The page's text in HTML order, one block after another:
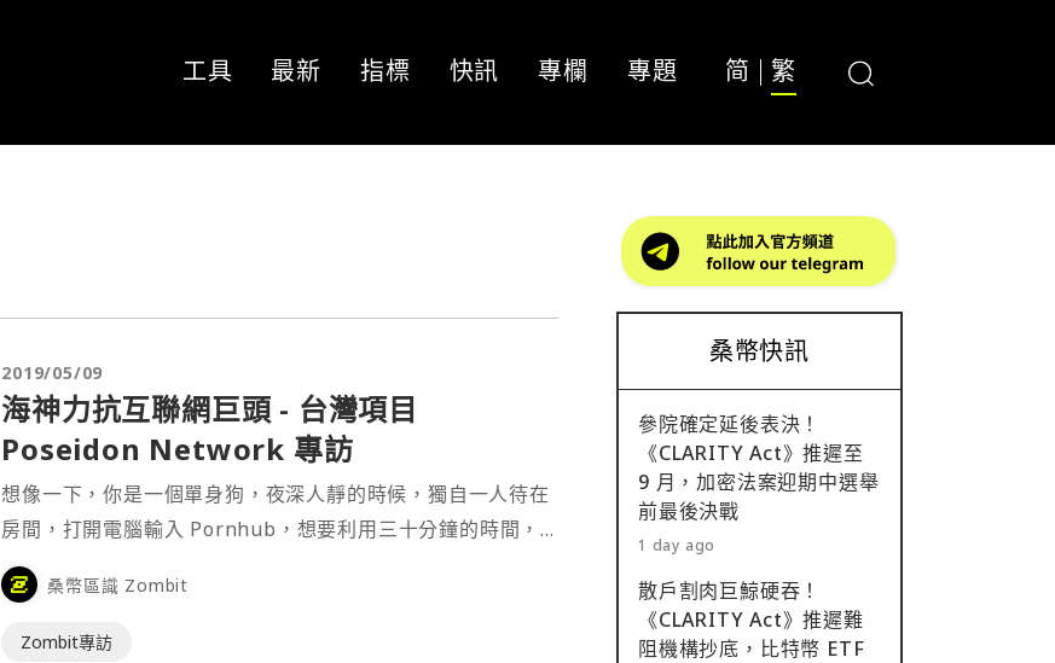
工具 最新 指標 快訊 專欄 專題 简 繁
2019/05/09
海神力抗互聯網巨頭 - 台灣項目
Poseidon Network 專訪
想像一下，你是一個單身狗，夜深人靜的時候，獨自一人待在
房間，打開電腦輸入 Pornhub，想要利用三十分鐘的時間，
與自己來一場深度交流，釋放內心的野獸，你知道你已經準備
好了，挑選了一部最何胃口的影片，滿心期待地按下 PLAY，
心中同時吶喊著，今天的我沒有極限！ 想不到十分鐘過去了，
桑幣區識 Zombit
Zombit專訪
桑幣快訊
參院確定延後表決！
《CLARITY Act》推遲至
9 月，加密法案迎期中選舉
前最後決戰
1 day ago
散戶割肉巨鯨硬吞！
《CLARITY Act》推遲難
阻機構抄底，比特幣 ETF